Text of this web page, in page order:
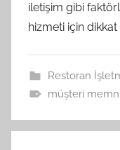
iletişim gibi
hizmeti için
Restoran
müşteri